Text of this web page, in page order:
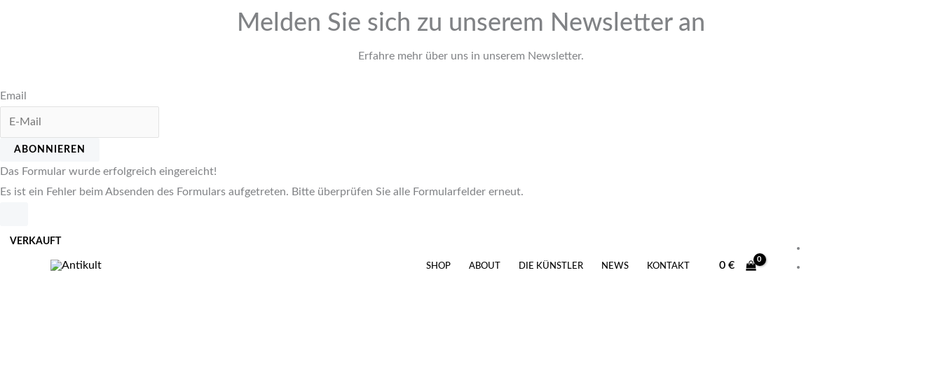
Melden Sie sich zu unserem Newsletter an
Erfahre mehr über uns in unserem Newsletter.
Email
ABONNIEREN
Das Formular wurde erfolgreich eingereicht!
Es ist ein Fehler beim Absenden des Formulars aufgetreten. Bitte überprüfen Sie alle Formularfelder erneut.
Zum
SHOP ABOUT DIE KÜNSTLER NEWS KONTAKT 0 €
VERKAUFT